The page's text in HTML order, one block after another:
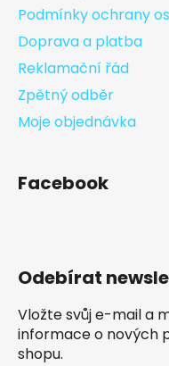
Podmínky ochrany
Doprava a platba
Reklamační řád
Zpětný odběr
Moje objednávka
Facebook
Odebírat
Vložte svůj e-mail a
informace o nových
shopu.